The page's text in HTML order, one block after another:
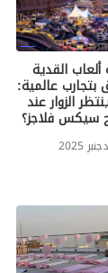
القدية
بتجارب عالمية:
الزوار عند
سيكس فلاجز؟